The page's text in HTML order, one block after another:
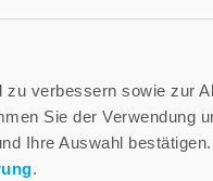
verbessern sowie zur
Sie der Verwendung
Ihre Auswahl bestätigen.
.